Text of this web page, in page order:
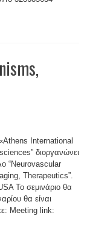
International
διοργανώνει
“Neurovascular
Therapeutics”.
Το σεμινάριο θα
θα είναι
Meeting link: